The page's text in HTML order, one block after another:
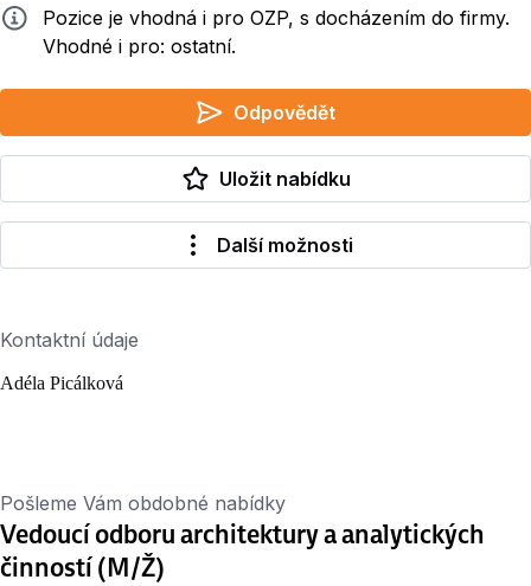
Info
Pozice je vhodná i pro OZP, s docházením do firmy.
Vhodné i pro: ostatní.
Odpovědět
Uložit nabídku
Další možnosti
Kontaktní údaje
Adéla Picálková
Pošleme Vám obdobné nabídky
Vedoucí odboru architektury a analytických
činností (M/Ž)